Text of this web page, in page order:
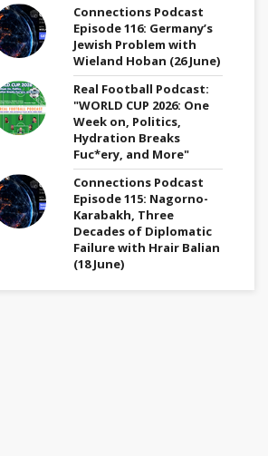
Connections Podcast
Episode 116: Germany’s
Jewish Problem with
Wieland Hoban (26 June)
Real Football Podcast:
"WORLD CUP 2026: One
Week on, Politics,
Hydration Breaks
Fuc*ery, and More"
Connections Podcast
Episode 115: Nagorno-
Karabakh, Three
Decades of Diplomatic
Failure with Hrair Balian
(18 June)